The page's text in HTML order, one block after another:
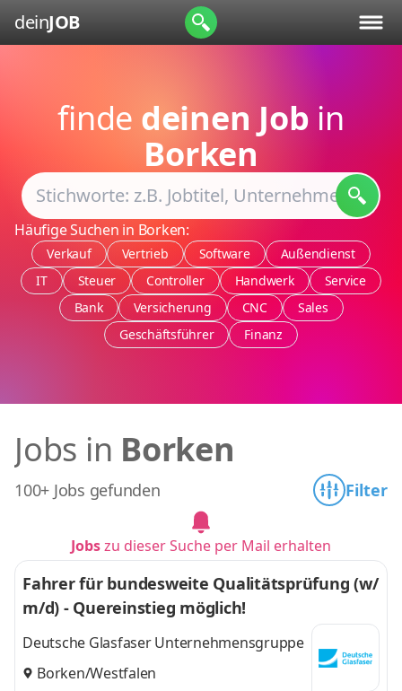
deinJOB
finde deinen Job in
Borken
Häufige Suchen in Borken:
Verkauf Vertrieb Software
Außendienst
IT
Steuer Controller Handwerk
Service
Bank
Versicherung CNC
Sales
Geschäftsführer
Finanz
Jobs in Borken
100+ Jobs gefunden Filter
Jobszu dieser Suche per Mail erhalten
Fahrer für bundesweite Qualitätsprüfung (w/
m/d) - Quereinstieg möglich!
Deutsche Glasfaser Unternehmensgruppe
Borken/Westfalen